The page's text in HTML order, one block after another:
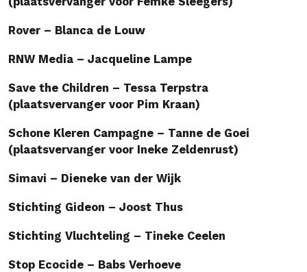
Rover – Blanca de Louw
RNW Media – Jacqueline Lampe
Save the Children – Tessa Terpstra
(plaatsvervanger voor Pim Kraan)
Schone Kleren Campagne – Tanne de Goei
(plaatsvervanger voor Ineke Zeldenrust)
Simavi – Dieneke van der Wijk
Stichting Gideon – Joost Thus
Stichting Vluchteling – Tineke Ceelen
Stop Ecocide – Babs Verhoeve